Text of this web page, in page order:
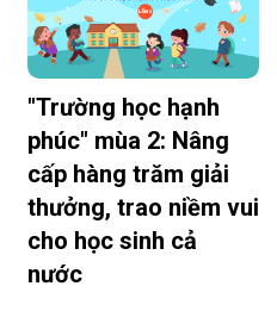
"Trường học hạnh
phúc" mùa 2: Nâng
cấp hàng trăm giải
thưởng, trao niềm vui
cho học sinh cả
nước